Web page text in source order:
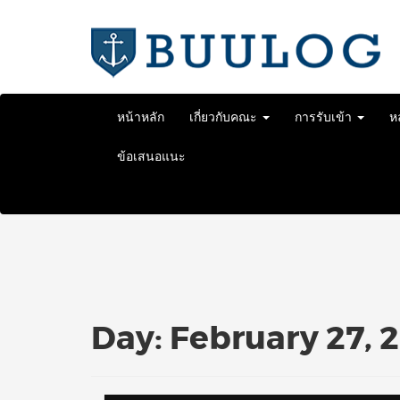
หน้าหลัก เกี่ยวกับคณะ การรับเข้า ห
ข้อเสนอแนะ
Day: February 27,